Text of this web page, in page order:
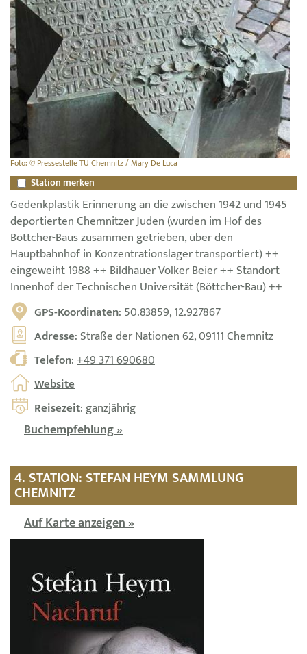
Foto: © Pressestelle TU Chemnitz / Mary De Luca
Station merken
Gedenkplastik Erinnerung an die zwischen 1942 und 1945
deportierten Chemnitzer Juden (wurden im Hof des
Böttcher-Baus zusammen getrieben, über den
Hauptbahnhof in Konzentrationslager transportiert) ++
eingeweiht 1988 ++ Bildhauer Volker Beier ++ Standort
Innenhof der Technischen Universität (Böttcher-Bau) ++
GPS-Koordinaten: 50.83859, 12.927867
Adresse: Straße der Nationen 62, 09111 Chemnitz
Telefon:+49 371 690680
Website
Reisezeit: ganzjährig
Buchempfehlung »
4. STATION: STEFAN HEYM SAMMLUNG
CHEMNITZ
Auf Karte anzeigen »